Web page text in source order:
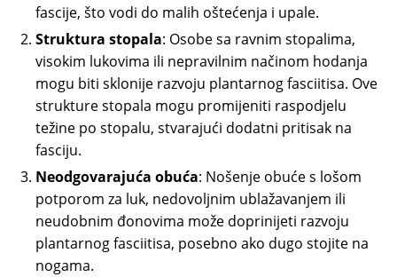
fascije, što vodi do malih oštećenja i upale.
Struktura stopala: Osobe sa ravnim stopalima,
visokim lukovima ili nepravilnim načinom hodanja
mogu biti sklonije razvoju plantarnog fasciitisa. Ove
strukture stopala mogu promijeniti raspodjelu
težine po stopalu, stvarajući dodatni pritisak na
fasciju.
Neodgovarajuća obuća: Nošenje obuće s lošom
potporom za luk, nedovoljnim ublažavanjem ili
neudobnim đonovima može doprinijeti razvoju
plantarnog fasciitisa, posebno ako dugo stojite na
nogama.